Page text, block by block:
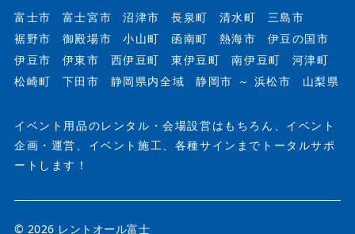
富士市 富士宮市 沼津市 長泉町 清水町
三島市
裾野市
御殿場市 小山町 函南町 熱海市
伊豆の国市
伊豆市
伊東市 西伊豆町 東伊豆町 南伊豆町
河津町
松崎町
下田市 静岡県内全域 静岡市 ～ 浜松市 山梨県
イベント用品のレンタル・会場設営はもちろん、イベント
企画・運営、イベント施工、各種サインまでトータルサポ
ートします！
© 2026 レントオール富士